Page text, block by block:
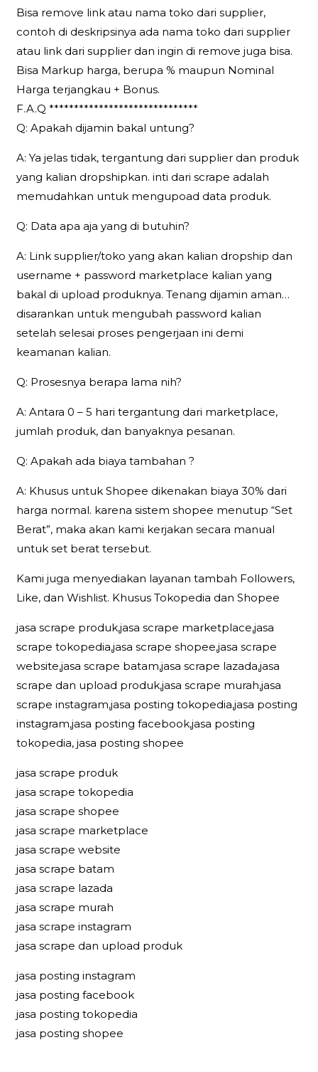
Bisa remove link atau nama toko dari supplier,
contoh di deskripsinya ada nama toko dari supplier
atau link dari supplier dan ingin di remove juga bisa.
Bisa Markup harga, berupa % maupun Nominal
Harga terjangkau + Bonus.
F.A.Q ******************************
Q: Apakah dijamin bakal untung?
A: Ya jelas tidak, tergantung dari supplier dan produk
yang kalian dropshipkan. inti dari scrape adalah
memudahkan untuk mengupoad data produk.
Q: Data apa aja yang di butuhin?
A: Link supplier/toko yang akan kalian dropship dan
username + password marketplace kalian yang
bakal di upload produknya. Tenang dijamin aman…
disarankan untuk mengubah password kalian
setelah selesai proses pengerjaan ini demi
keamanan kalian.
Q: Prosesnya berapa lama nih?
A: Antara 0 – 5 hari tergantung dari marketplace,
jumlah produk, dan banyaknya pesanan.
Q: Apakah ada biaya tambahan ?
A: Khusus untuk Shopee dikenakan biaya 30% dari
harga normal. karena sistem shopee menutup “Set
Berat”, maka akan kami kerjakan secara manual
untuk set berat tersebut.
Kami juga menyediakan layanan tambah Followers,
Like, dan Wishlist. Khusus Tokopedia dan Shopee
jasa scrape produk,jasa scrape marketplace,jasa
scrape tokopedia,jasa scrape shopee,jasa scrape
website,jasa scrape batam,jasa scrape lazada,jasa
scrape dan upload produk,jasa scrape murah,jasa
scrape instagram,jasa posting tokopedia,jasa posting
instagram,jasa posting facebook,jasa posting
tokopedia, jasa posting shopee
jasa scrape produk
jasa scrape tokopedia
jasa scrape shopee
jasa scrape marketplace
jasa scrape website
jasa scrape batam
jasa scrape lazada
jasa scrape murah
jasa scrape instagram
jasa scrape dan upload produk
jasa posting instagram
jasa posting facebook
jasa posting tokopedia
jasa posting shopee